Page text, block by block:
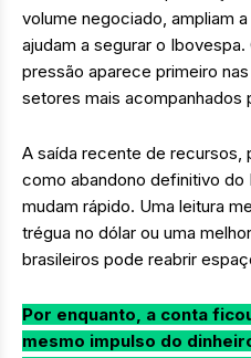
volume negociado, ampliam
ajudam a segurar o
pressão aparece primeiro
setores mais acompanhados
A saída recente de recursos,
como abandono definitivo do
mudam rápido. Uma leitura
trégua no dólar ou uma
brasileiros pode reabrir
Por enquanto, a conta
mesmo impulso do